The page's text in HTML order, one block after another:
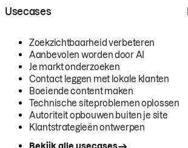
Usecases
Zoekzichtbaarheid verbeteren
Aanbevolen worden door AI
Je markt onderzoeken
Contact leggen met lokale klanten
Boeiende content maken
Technische siteproblemen oplossen
Autoriteit opbouwen buiten je site
Klantstrategieën ontwerpen